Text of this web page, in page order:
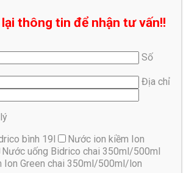
thông tin để nhận tư vấn!!
Số
Địa chỉ
bình 19l
Nước ion kiềm Ion
Nước uống Bidrico chai 350ml/500ml
Ion Green chai 350ml/500ml/lon